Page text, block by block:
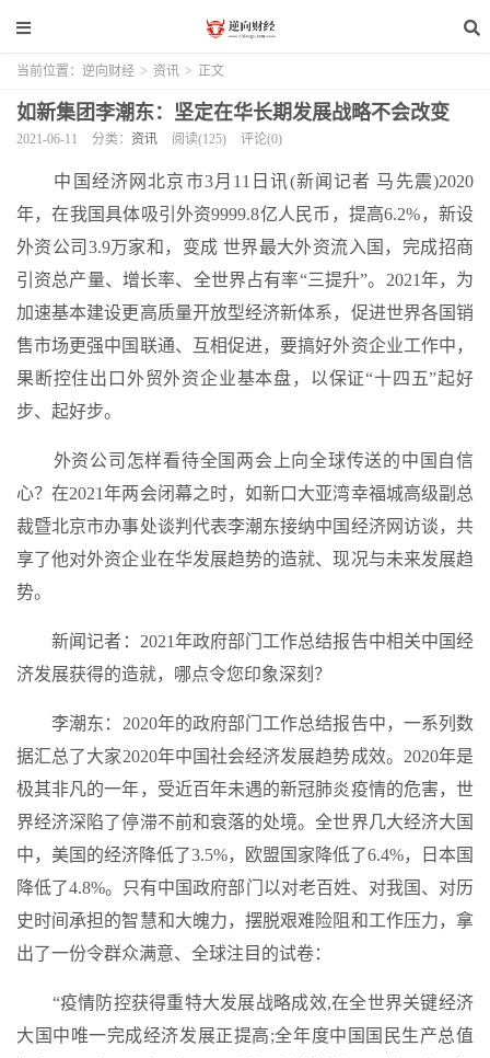
当前位置： 逆向财经 > 资讯 > 正文
如新集团李潮东：坚定在华长期发展战略不会改变
2021-06-11 分类： 资讯 阅读(125) 评论(0)
中国经济网北京市3月11日讯(新闻记者 马先震)2020
年，在我国具体吸引外资9999.8亿人民币，提高6.2%，新设
外资公司3.9万家和，变成 世界最大外资流入国，完成招商
引资总产量、增长率、全世界占有率“三提升”。2021年，为
加速基本建设更高质量开放型经济新体系，促进世界各国销
售市场更强中国联通、互相促进，要搞好外资企业工作中，
果断控住出口外贸外资企业基本盘，以保证“十四五”起好
步、起好步。
外资公司怎样看待全国两会上向全球传送的中国自信
心？在2021年两会闭幕之时，如新口大亚湾幸福城高级副总
裁暨北京市办事处谈判代表李潮东接纳中国经济网访谈，共
享了他对外资企业在华发展趋势的造就、现况与未来发展趋
势。
新闻记者：2021年政府部门工作总结报告中相关中国经
济发展获得的造就，哪点令您印象深刻？
李潮东：2020年的政府部门工作总结报告中，一系列数
据汇总了大家2020年中国社会经济发展趋势成效。2020年是
极其非凡的一年，受近百年未遇的新冠肺炎疫情的危害，世
界经济深陷了停滞不前和衰落的处境。全世界几大经济大国
中，美国的经济降低了3.5%，欧盟国家降低了6.4%，日本国
降低了4.8%。只有中国政府部门以对老百姓、对我国、对历
史时间承担的智慧和大魄力，摆脱艰难险阻和工作压力，拿
出了一份令群众满意、全球注目的试卷：
“疫情防控获得重特大发展战略成效,在全世界关键经济
大国中唯一完成经济发展正提高;全年度中国国民生产总值